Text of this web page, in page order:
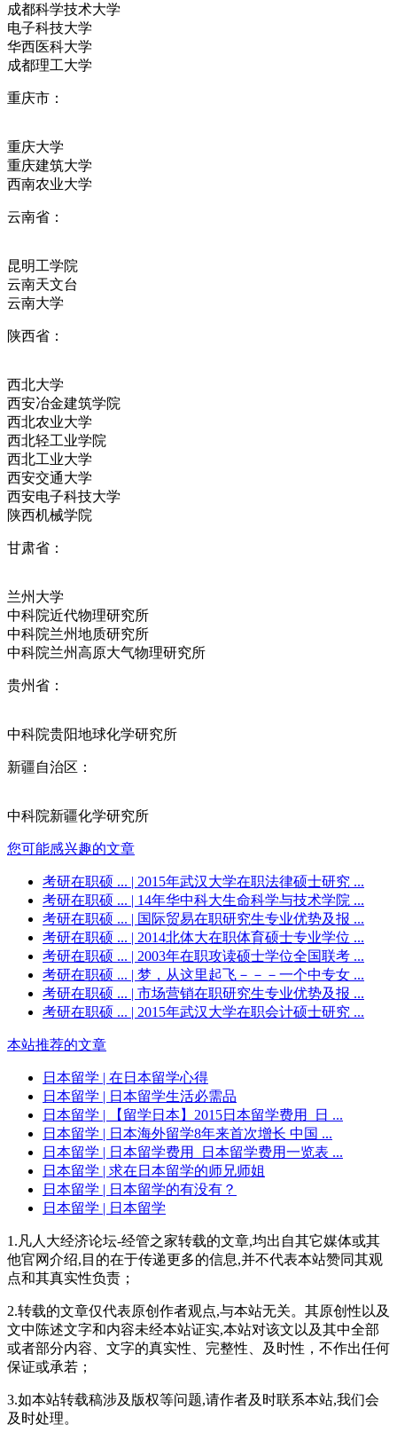
成都科学技术大学
电子科技大学
华西医科大学
成都理工大学
重庆市：
重庆大学
重庆建筑大学
西南农业大学
云南省：
昆明工学院
云南天文台
云南大学
陕西省：
西北大学
西安冶金建筑学院
西北农业大学
西北轻工业学院
西北工业大学
西安交通大学
西安电子科技大学
陕西机械学院
甘肃省：
兰州大学
中科院近代物理研究所
中科院兰州地质研究所
中科院兰州高原大气物理研究所
贵州省：
中科院贵阳地球化学研究所
新疆自治区：
中科院新疆化学研究所
您可能感兴趣的文章
考研在职硕 ... | 2015年武汉大学在职法律硕士研究 ...
考研在职硕 ... | 14年华中科大生命科学与技术学院 ...
考研在职硕 ... | 国际贸易在职研究生专业优势及报 ...
考研在职硕 ... | 2014北体大在职体育硕士专业学位 ...
考研在职硕 ... | 2003年在职攻读硕士学位全国联考 ...
考研在职硕 ... | 梦，从这里起飞－－－一个中专女 ...
考研在职硕 ... | 市场营销在职研究生专业优势及报 ...
考研在职硕 ... | 2015年武汉大学在职会计硕士研究 ...
本站推荐的文章
日本留学 | 在日本留学心得
日本留学 | 日本留学生活必需品
日本留学 | 【留学日本】2015日本留学费用_日 ...
日本留学 | 日本海外留学8年来首次增长 中国 ...
日本留学 | 日本留学费用_日本留学费用一览表 ...
日本留学 | 求在日本留学的师兄师姐
日本留学 | 日本留学的有没有？
日本留学 | 日本留学
1.凡人大经济论坛-经管之家转载的文章,均出自其它媒体或其
他官网介绍,目的在于传递更多的信息,并不代表本站赞同其观
点和其真实性负责；
2.转载的文章仅代表原创作者观点,与本站无关。其原创性以及
文中陈述文字和内容未经本站证实,本站对该文以及其中全部
或者部分内容、文字的真实性、完整性、及时性，不作出任何
保证或承若；
3.如本站转载稿涉及版权等问题,请作者及时联系本站,我们会
及时处理。